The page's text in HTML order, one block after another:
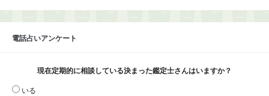
電話占いアンケート
現在定期的に相談している決まった鑑定士さんはいますか？
いる